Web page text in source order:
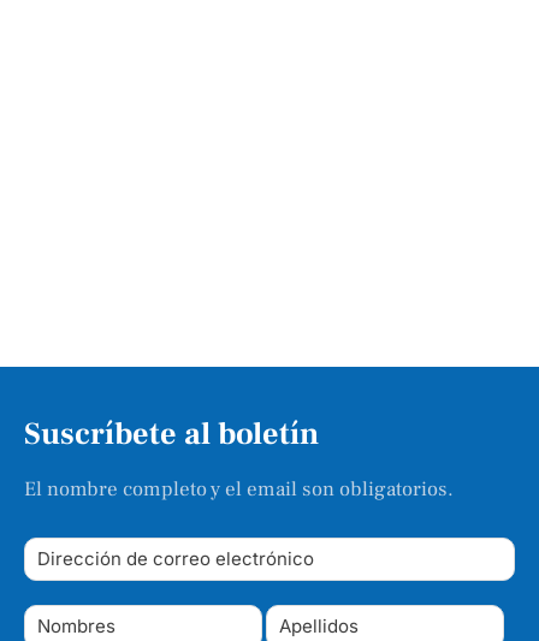
Suscríbete al boletín
El nombre completo y el email son obligatorios.